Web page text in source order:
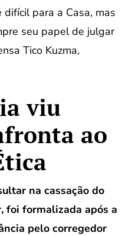
para a Casa, mas
seu papel de julgar
Tico Kuzma,
viu
ao
na cassação do
foi formalizada após a
pelo corregedor